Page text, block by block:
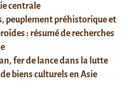
centrale
peuplement préhistorique et
: résumé de recherches
fer de lance dans la lutte
biens culturels en Asie